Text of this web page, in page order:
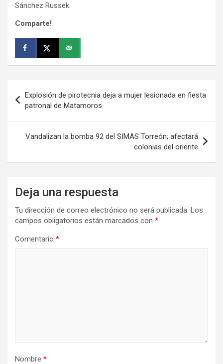
Sánchez Russek.
Comparte!
de
entradas
Explosión de pirotecnia deja a mujer lesionada en fiesta
patronal de Matamoros
Vandalizan la bomba 92 del SIMAS Torreón; afectará
colonias del oriente
Deja una respuesta
Tu dirección de correo electrónico no será publicada. Los
campos obligatorios están marcados con *
Comentario *
Nombre *